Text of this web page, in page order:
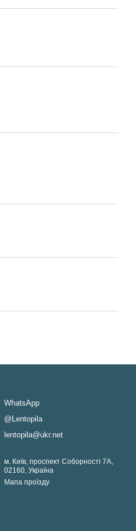
WhatsApp
@Lentopila
lentopila@ukr.net
м. Київ, проспект Соборності 7А,
02160, Україна
Мапа проїзду